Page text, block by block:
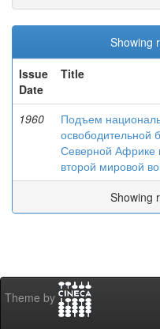
Showing
Issue
Date
Title
1960
Подъем
освободительной
Северной Африке
второй мировой
Showing
Theme by